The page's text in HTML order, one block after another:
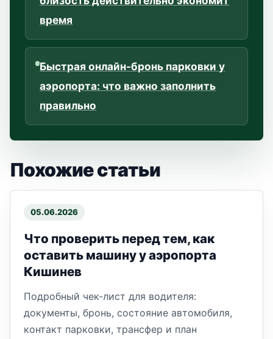
время
Быстрая онлайн-бронь парковки у
аэропорта: что важно заполнить
правильно
Похожие статьи
05.06.2026
Что проверить перед тем, как
оставить машину у аэропорта
Кишинев
Подробный чек-лист для водителя:
документы, бронь, состояние автомобиля,
контакт парковки, трансфер и план